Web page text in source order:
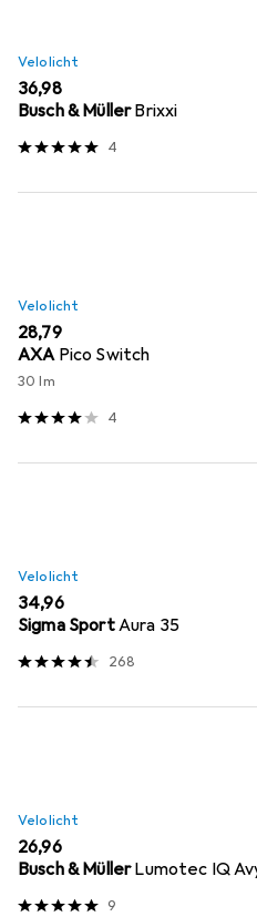
Velolicht
EUR
36,98
Busch & MüllerBrixxi
4
Velolicht
EUR
28,79
AXA Pico Switch
30 lm
4
Velolicht
EUR
34,96
Sigma SportAura 35
268
Velolicht
EUR
26,96
Busch & MüllerLumotec IQ
9